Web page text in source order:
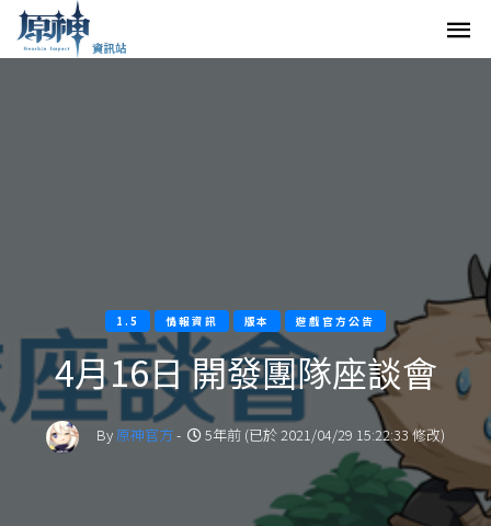
1.5 情報資訊 版本 遊戲官方公告
4月16日 開發團隊座談會
By原神官方- 5年前 (已於 2021/04/29 15:22:33 修改)